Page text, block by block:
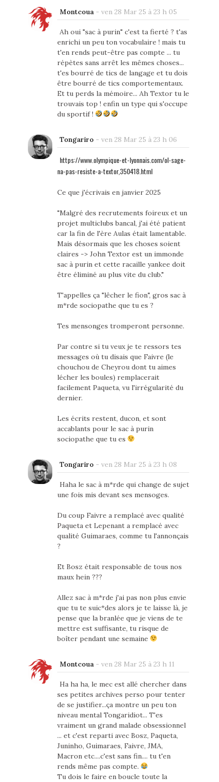
Montcoua- ven 28 Mar 25 à 23 h 05
Ah oui "sac à purin" c'est ta fierté ? t'as
enrichi un peu ton vocabulaire ! mais tu
t'en rends peut-être pas compte ... tu
répètes sans arrêt les mêmes choses...
t'es bourré de tics de langage et tu dois
être bourré de tics comportementaux.
Et tu perds la mémoire... Ah Textor tu le
trouvais top ! enfin un type qui s'occupe
du sportif !
Tongariro - ven 28 Mar 25 à 23 h 06
https://www.olympique-et-lyonnais.com/ol-sage-
na-pas-resiste-a-textor,350418.html
Ce que j'écrivais en janvier 2025
"Malgré des recrutements foireux et un
projet multiclubs bancal, j'ai été patient
car la fin de l'ère Aulas était lamentable.
Mais désormais que les choses soient
claires -> John Textor est un immonde
sac à purin et cette racaille yankee doit
être éliminé au plus vite du club."
T'appelles ça "lêcher le fion", gros sac à
m*rde sociopathe que tu es ?
Tes mensonges tromperont personne.
Par contre si tu veux je te ressors tes
messages où tu disais que Faivre (le
chouchou de Cheyrou dont tu aimes
lécher les boules) remplacerait
facilement Paqueta, vu l'irrégularité du
dernier.
Les écrits restent, ducon, et sont
accablants pour le sac à purin
sociopathe que tu es
Tongariro - ven 28 Mar 25 à 23 h 08
Haha le sac à m*rde qui change de sujet
une fois mis devant ses mensoges.
Du coup Faivre a remplacé avec qualité
Paqueta et Lepenant a remplacé avec
qualité Guimaraes, comme tu l'annonçais
?
Et Bosz était responsable de tous nos
maux hein ???
Allez sac à m*rde j'ai pas non plus envie
que tu te suic*des alors je te laisse là, je
pense que la branlée que je viens de te
mettre est suffisante, tu risque de
boîter pendant une semaine
Montcoua- ven 28 Mar 25 à 23 h 11
Ha ha ha, le mec est allé chercher dans
ses petites archives perso pour tenter
de se justifier...ça montre un peu ton
niveau mental Tongaridiot... T'es
vraiment un grand malade obsessionnel
... et c'est reparti avec Bosz, Paqueta,
Juninho, Guimaraes, Faivre, JMA,
Macron etc....c'est sans fin.... tu t'en
rends même pas compte.
Tu dois le faire en boucle toute la